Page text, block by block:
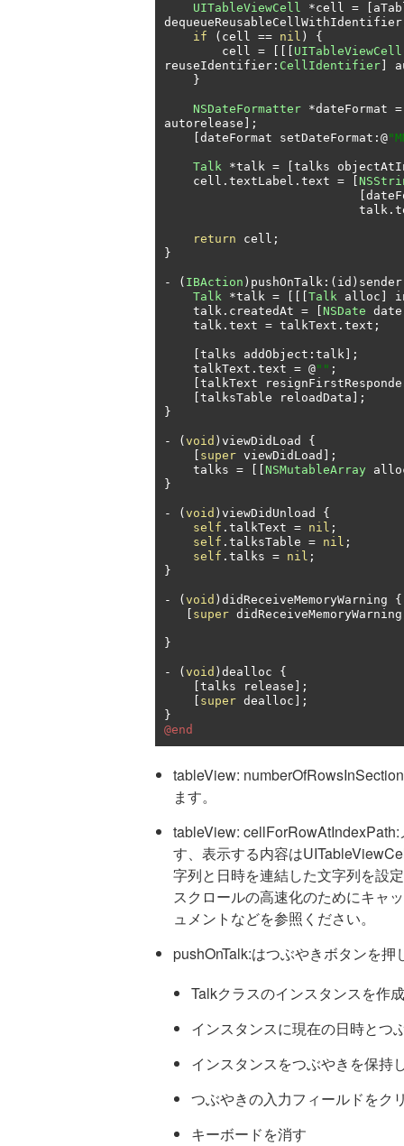
UITableViewCell *cell =
dequeueReusableCellWithIdentifier
if
( cell == nil )
{
        cell
= UITableViewCell
reuseIdentifier : CellIdentifier
}
NSDateFormatter *dateFormat =
autorelease ];
dateFormat setDateFormat :@
Talk *talk = talks
    cell
. textLabel . text =
                           talk
.
return cell ;
}
- ( IBAction ) pushOnTalk :( id ) sender
Talk *talk = Talk alloc
    talk
. createdAt = NSDate date
    talk
. text = talkText . text ;
talks addObject : talk ];
    talkText
. text = @"" ;
talkText
talksTable reloadData ];
}
- ( void ) viewDidLoad {
super viewDidLoad
];
    talks
= NSMutableArray
}
- ( void ) viewDidUnload {
self . talkText = nil ;
self . talksTable = nil ;
self . talks = nil ;
}
- ( void ) didReceiveMemoryWarning {
super didReceiveMemoryWarning
}
- ( void ) dealloc {
talks release ];
super dealloc ];
}
@end
tableView:
ます。
tableView:
す、表示する内容は
字列と日時を連結した文字列を設
スクロールの高速化のためにキャ
ュメントなどを参照ください。
pushOnTalk:はつぶやきボタンを押
Talkクラスのインスタンスを作成
インスタンスに現在の日時とつ
インスタンスをつぶやきを保持
つぶやきの入力フィールドをク
キーボードを消す